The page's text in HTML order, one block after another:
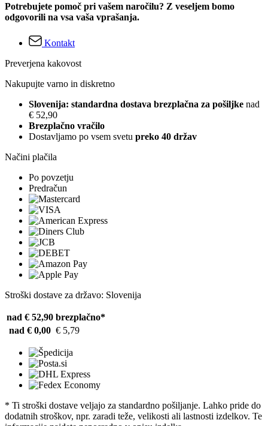
Potrebujete pomoč pri vašem naročilu? Z veseljem bomo
odgovorili na vsa vaša vprašanja.
Kontakt
Preverjena kakovost
Nakupujte varno in diskretno
Slovenija: standardna dostava brezplačna za pošiljke nad
€ 52,90
Brezplačno vračilo
Dostavljamo po vsem svetu preko 40 držav
Načini plačila
Po povzetju
Predračun
Stroški dostave za državo: Slovenija
nad € 52,90 brezplačno*
nad € 0,00 € 5,79
* Ti stroški dostave veljajo za standardno pošiljanje. Lahko pride do
dodatnih stroškov, npr. zaradi teže, velikosti ali lastnosti izdelkov. Te